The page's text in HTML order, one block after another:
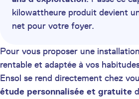
kilowattheure produit devient
net pour votre foyer.
Pour vous proposer une
rentable et adaptée à vos
Ensol se rend directement chez
étude personnalisée et gratuite